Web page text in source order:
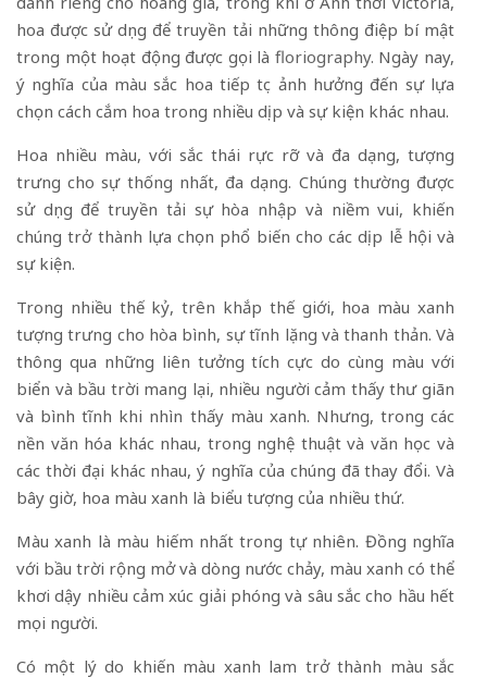
hoa được sử dụng để truyền tải những thông điệp bí mật
trong một hoạt động được gọi là floriography. Ngày nay,
ý nghĩa của màu sắc hoa tiếp tục ảnh hưởng đến sự lựa
chọn cách cắm hoa trong nhiều dịp và sự kiện khác nhau.
Hoa nhiều màu, với sắc thái rực rỡ và đa dạng, tượng
trưng cho sự thống nhất, đa dạng. Chúng thường được
sử dụng để truyền tải sự hòa nhập và niềm vui, khiến
chúng trở thành lựa chọn phổ biến cho các dịp lễ hội và
sự kiện.
Trong nhiều thế kỷ, trên khắp thế giới, hoa màu xanh
tượng trưng cho hòa bình, sự tĩnh lặng và thanh thản. Và
thông qua những liên tưởng tích cực do cùng màu với
biển và bầu trời mang lại, nhiều người cảm thấy thư giãn
và bình tĩnh khi nhìn thấy màu xanh. Nhưng, trong các
nền văn hóa khác nhau, trong nghệ thuật và văn học và
các thời đại khác nhau, ý nghĩa của chúng đã thay đổi. Và
bây giờ, hoa màu xanh là biểu tượng của nhiều thứ.
Màu xanh là màu hiếm nhất trong tự nhiên. Đồng nghĩa
với bầu trời rộng mở và dòng nước chảy, màu xanh có thể
khơi dậy nhiều cảm xúc giải phóng và sâu sắc cho hầu hết
mọi người.
Có một lý do khiến màu xanh lam trở thành màu sắc